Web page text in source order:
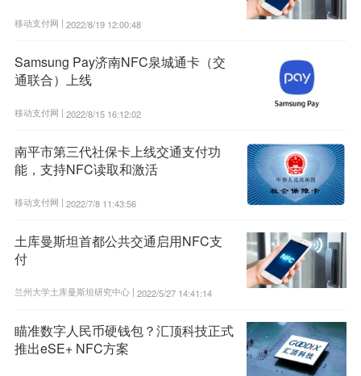
移动支付网 | 2022/8/19 12:00:48
Samsung Pay济南NFC泉城通卡（交
通联合）上线
移动支付网 | 2022/8/15 16:12:02
南平市第三代社保卡上线交通支付功
能，支持NFC读取和激活
移动支付网 | 2022/7/8 11:43:56
土库曼斯坦首都公共交通启用NFC支
付
兰州大学土库曼斯坦研究中心 | 2022/5/27 14:41:14
瞄准数字人民币硬钱包？汇顶科技正式
推出eSE+ NFC方案